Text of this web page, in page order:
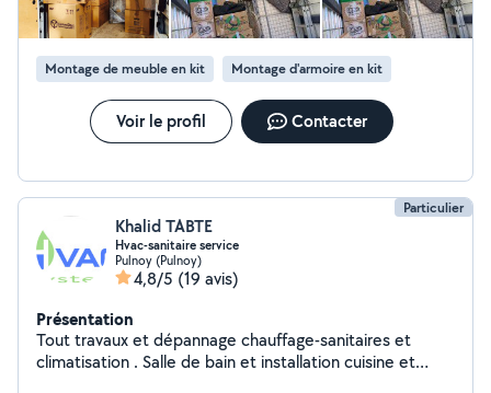
Montage de meuble en kit Montage d'armoire en kit
Voir le profil Contacter
Particulier
Khalid TABTE
Hvac-sanitaire service
Pulnoy (Pulnoy)
4,8/5 (19 avis)
Présentation
Tout travaux et dépannage chauffage-sanitaires et
climatisation . Salle de bain et installation cuisine et